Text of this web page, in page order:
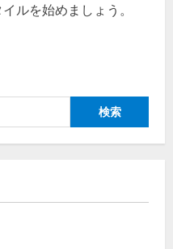
ルを始めましょう。